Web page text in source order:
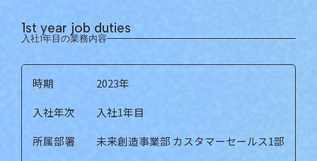
1st year job duties
入社1年目の業務内容
時期
2023年
入社年次
入社1年目
所属部署
未来創造事業部 カスタマーセールス1部